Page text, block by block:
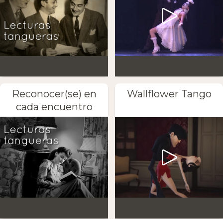
Reconocer(se) en
cada encuentro
Wallflower Tango